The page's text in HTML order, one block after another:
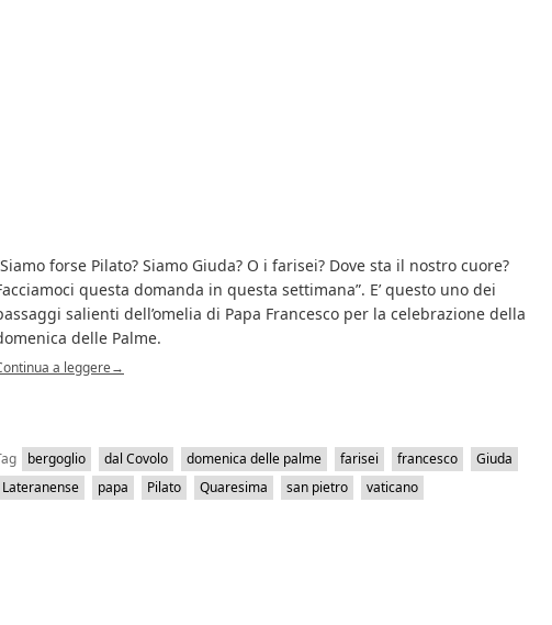
forse Pilato? Siamo Giuda? O i farisei? Dove sta il nostro cuore?
questa domanda in questa settimana”. E’ questo uno dei
salienti dell’omelia di Papa Francesco per la celebrazione della
delle Palme.
a leggere→
bergoglio dal Covolo domenica delle palme farisei francesco
Giuda
Lateranense
papa Pilato Quaresima san pietro vaticano